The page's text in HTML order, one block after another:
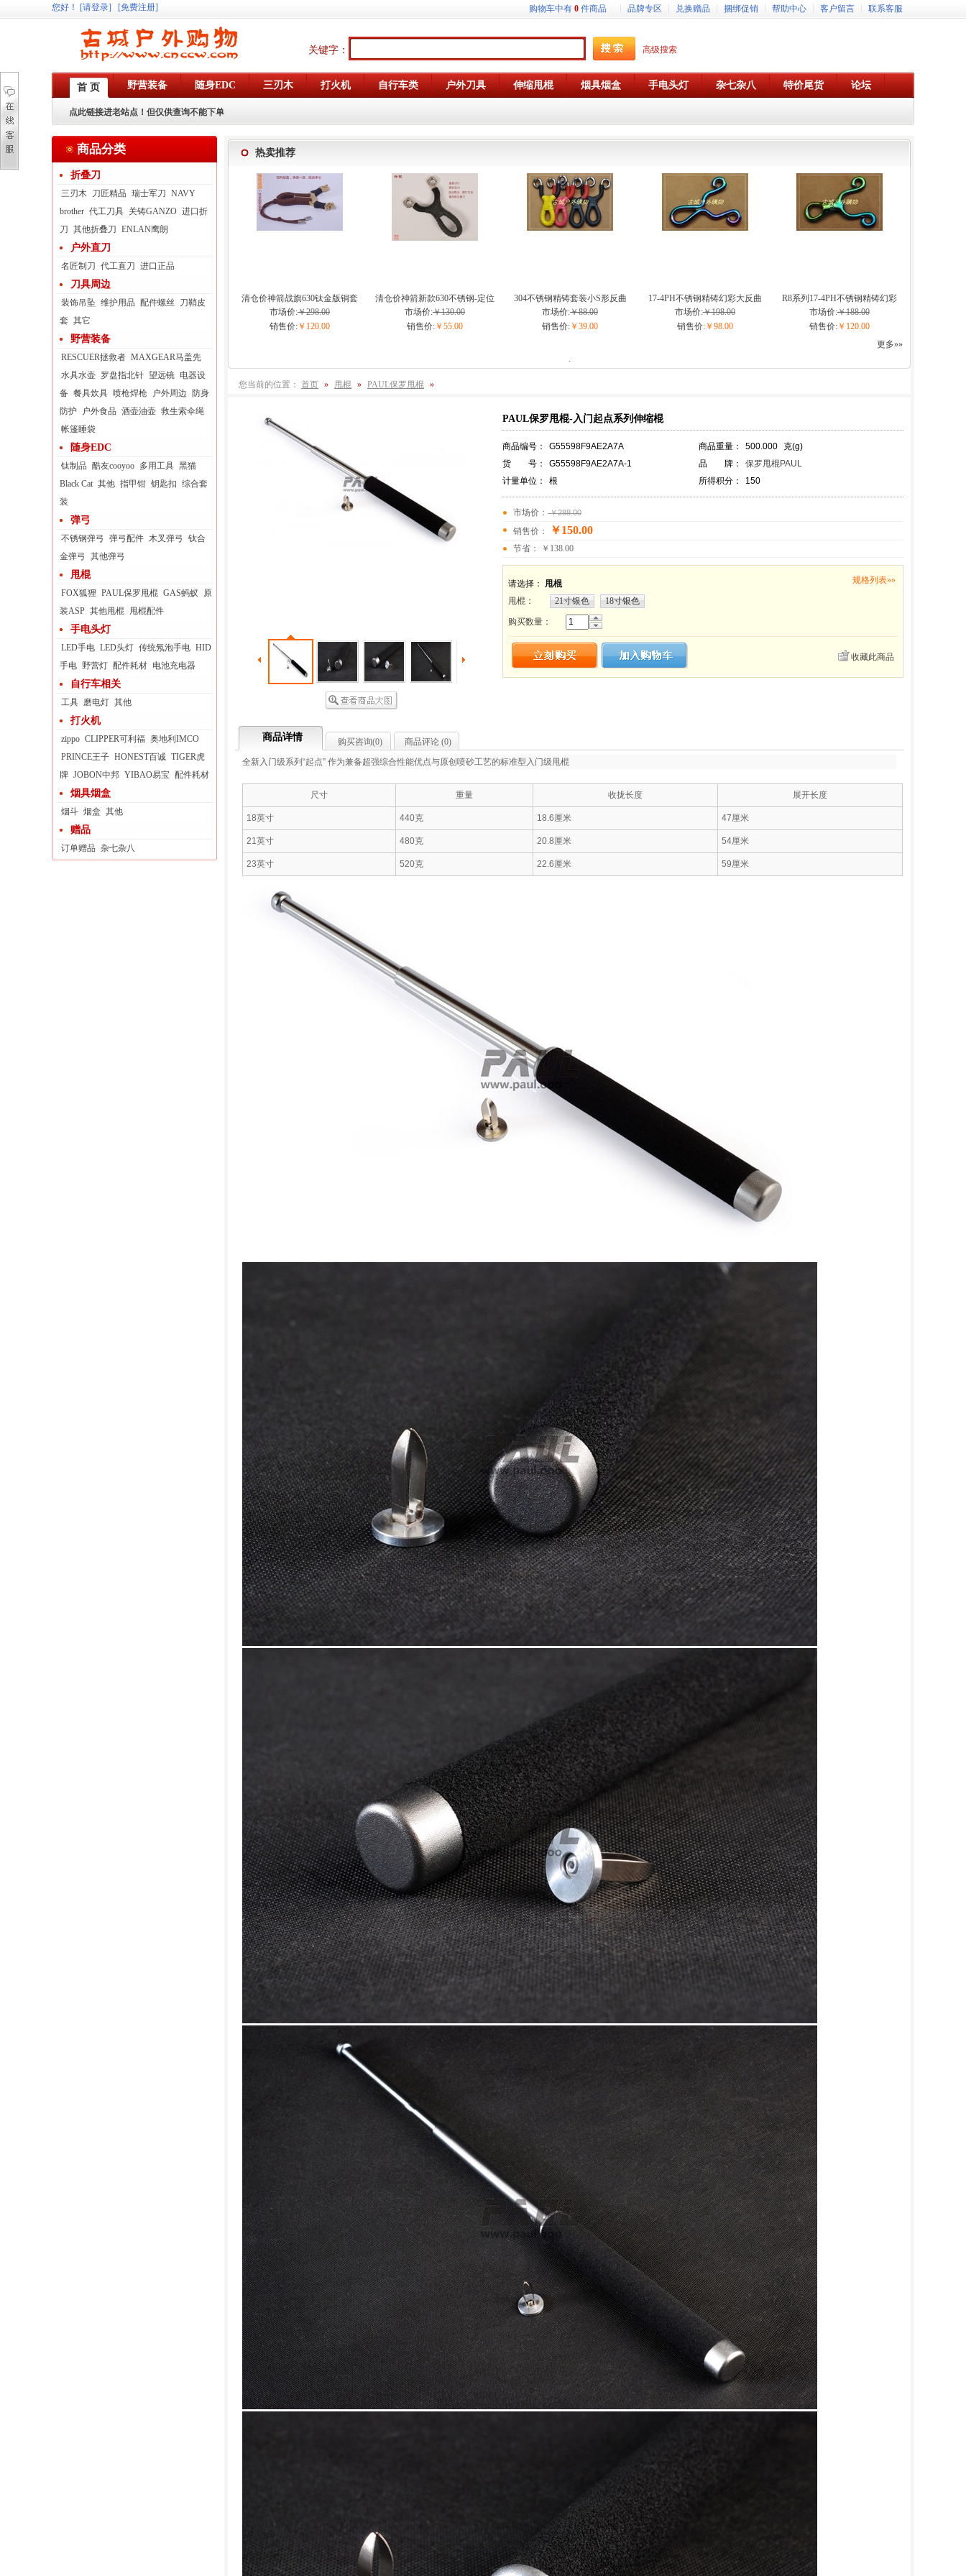
您好 ！ [请登录] [免费注册] 购物车中有 0 件商品 品牌专区 兑换赠品 捆绑促销 帮助中心 客户留言 联系客服
关键字： 高级搜索
首 页 野营装备 随身EDC 三刃木 打火机 自行车类 户外刀具 伸缩甩棍 烟具烟盒 手电头灯 杂七杂八 特价尾货 论坛
点此链接进老站点！但仅供查询不能下单
商品分类
折叠刀
三刃木 刀匠精品 瑞士军刀 NAVY
brother 代工刀具 关铸GANZO 进口折
刀 其他折叠刀 ENLAN鹰朗
户外直刀
名匠制刀 代工直刀 进口正品
刀具周边
装饰吊坠 维护用品 配件螺丝
刀鞘皮
套 其它
野营装备
RESCUER拯救者 MAXGEAR马盖先
水具水壶 罗盘指北针 望远镜 电器设
备 餐具炊具 喷枪焊枪 户外周边
防身
防护
户外食品 酒壶油壶 救生索伞绳
帐篷睡袋
随身EDC
钛制品 酷友cooyoo 多用工具 黑猫
Black Cat 其他 指甲钳 钥匙扣 综合套
装
弹弓
不锈钢弹弓 弹弓配件 木叉弹弓
钛合
金弹弓
其他弹弓
甩棍
FOX狐狸 PAUL保罗甩棍 GAS蚂蚁
原
装ASP 其他甩棍 甩棍配件
手电头灯
LED手电 LED头灯 传统氖泡手电 HID
手电 野营灯 配件耗材 电池充电器
自行车相关
工具 磨电灯 其他
打火机
zippo CLIPPER可利福 奥地利IMCO
PRINCE王子 HONEST百诚 TIGER虎
牌 JOBON中邦 YIBAO易宝 配件耗材
烟具烟盒
烟斗 烟盒 其他
赠品
订单赠品 杂七杂八
热卖推荐
清仓价神箭战旗630钛金版铜套
弓眼反曲球卡六股弹弓
市场价:￥298.00
销售价: ￥120.00
清仓价神箭新款630不锈钢-定位
槽玲珑弹弓
市场价:￥130.00
销售价: ￥55.00
304不锈钢精铸套装小S形反曲
弹弓
市场价:￥88.00
销售价: ￥39.00
17-4PH不锈钢精铸幻彩大反曲
弹弓
市场价:￥198.00
销售价:￥98.00
R8系列17-4PH不锈钢精铸幻彩
弹弓
市场价:￥188.00
销售价:￥120.00
更多»»
.
您当前的位置： 首页 » 甩棍 » PAUL保罗甩棍 »
PAUL保罗甩棍-入门起点系列伸缩棍
商品编号： G55598F9AE2A7A 商品重量： 500.000 克(g)
货 号：
G55598F9AE2A7A-1 品 牌：
保罗甩棍PAUL
计量单位：
根 所得积分： 150
市场价： ￥288.00
销售价： ￥150.00
节省： ￥138.00
请选择： 甩棍 规格列表»»
甩棍 ： 21寸银色 18寸银色
购买数量：
收藏此商品
商品详情 购买咨询(0) 商品评论 (0)
全新入门级系列“起点” 作为兼备超强综合性能优点与原创喷砂工艺的标准型入门级甩棍
尺寸 重量 收拢长度 展开长度
18英寸 440克 18.6厘米 47厘米
21英寸 480克 20.8厘米 54厘米
23英寸 520克 22.6厘米 59厘米